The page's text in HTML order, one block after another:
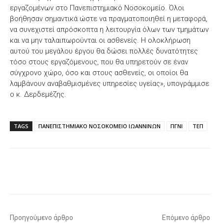
εργαζομένων στο Πανεπιστημιακό Νοσοκομείο. Όλοι
βοήθησαν σημαντικά ώστε να πραγματοποιηθεί η μεταφορά,
να συνεχιστεί απρόσκοπτα η λειτουργία όλων των τμημάτων
και να μην ταλαιπωρούνται οι ασθενείς. Η ολοκλήρωση
αυτού του μεγάλου έργου θα δώσει πολλές δυνατότητες
τόσο στους εργαζόμενους, που θα υπηρετούν σε έναν
σύγχρονο χώρο, όσο και στους ασθενείς, οι οποίοι θα
λαμβάνουν αναβαθμισμένες υπηρεσίες υγείας», υπογράμμισε
ο κ. Δερδεμέζης.
TAGS ΠΑΝΕΠΙΣΤΗΜΙΑΚΟ ΝΟΣΟΚΟΜΕΙΟ ΙΩΑΝΝΙΝΩΝ ΠΓΝΙ ΤΕΠ
Προηγούμενο άρθρο
Επόμενο άρθρο